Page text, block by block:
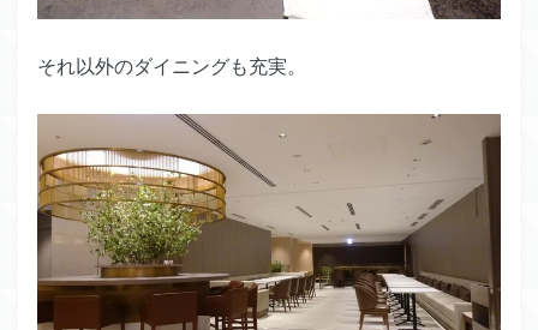
それ以外のダイニングも充実。